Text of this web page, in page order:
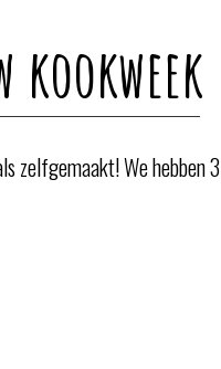
kookweek
zelfgemaakt! We hebben 3